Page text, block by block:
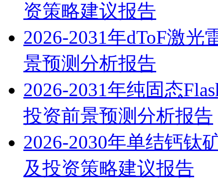
资策略建议报告
2026-2031年dToF激
景预测分析报告
2026-2031年纯固态
投资前景预测分析报告
2026-2030年单结钙钛
及投资策略建议报告